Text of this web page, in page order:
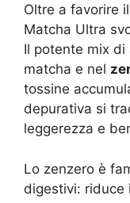
Oltre a favorire
Matcha Ultra
Il potente mix
matcha e nel
tossine
depurativa si
leggerezza e
Lo zenzero è
digestivi: riduce